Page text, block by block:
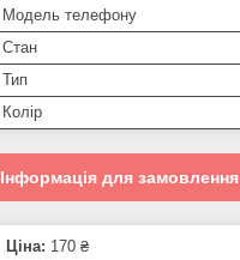
Модель телефону
Стан
Тип
Колір
Інформація для замовлення
Ціна: 170 ₴